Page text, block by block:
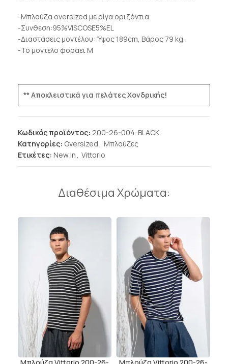
-Μπλούζα oversized με ρίγα οριζόντια
-Συνθεση:95%VISCOSE5%EL
-Διαστάσεις μοντέλου: Ύψος 189cm, Βάρος 79 kg.
-Το μοντελο φοραει M
** Αποκλειστικά για πελάτες Χονδρικής!
Κωδικός προϊόντος: 200-26-004-BLACK
Κατηγορίες: Oversized , Μπλούζες
Ετικέτες: New In , Vittorio
Διαθέσιμα Χρώματα:
Μπλούζα Vittorio 200-26-
Μπλούζα Vittorio 200-26-